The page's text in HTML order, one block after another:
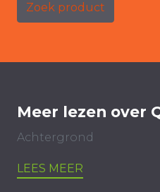
Zoek product
Meer lezen over
Achtergrond
LEES MEER